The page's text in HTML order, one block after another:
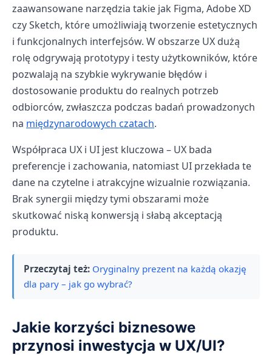
zaawansowane narzędzia takie jak Figma, Adobe XD
czy Sketch, które umożliwiają tworzenie estetycznych
i funkcjonalnych interfejsów. W obszarze UX dużą
rolę odgrywają prototypy i testy użytkowników, które
pozwalają na szybkie wykrywanie błędów i
dostosowanie produktu do realnych potrzeb
odbiorców, zwłaszcza podczas badań prowadzonych
na międzynarodowych czatach.
Współpraca UX i UI jest kluczowa – UX bada
preferencje i zachowania, natomiast UI przekłada te
dane na czytelne i atrakcyjne wizualnie rozwiązania.
Brak synergii między tymi obszarami może
skutkować niską konwersją i słabą akceptacją
produktu.
Przeczytaj też: Oryginalny prezent na każdą okazję
dla pary – jak go wybrać?
Jakie korzyści biznesowe
przynosi inwestycja w UX/UI?